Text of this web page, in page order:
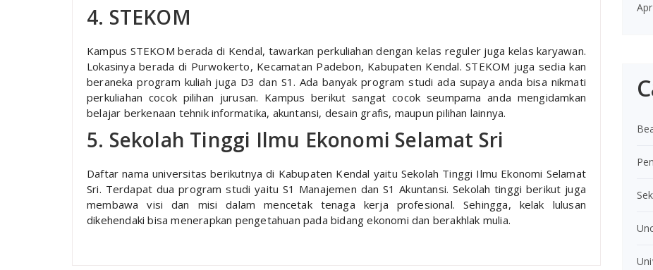
4. STEKOM
Kampus STEKOM berada di Kendal, tawarkan perkuliahan dengan kelas reguler juga kelas karyawan.
Lokasinya berada di Purwokerto, Kecamatan Padebon, Kabupaten Kendal. STEKOM juga sedia kan
beraneka program kuliah juga D3 dan S1. Ada banyak program studi ada supaya anda bisa nikmati
perkuliahan cocok pilihan jurusan. Kampus berikut sangat cocok seumpama anda mengidamkan
belajar berkenaan tehnik informatika, akuntansi, desain grafis, maupun pilihan lainnya.
5. Sekolah Tinggi Ilmu Ekonomi Selamat Sri
Daftar nama universitas berikutnya di Kabupaten Kendal yaitu Sekolah Tinggi Ilmu Ekonomi Selamat
Sri. Terdapat dua program studi yaitu S1 Manajemen dan S1 Akuntansi. Sekolah tinggi berikut juga
membawa visi dan misi dalam mencetak tenaga kerja profesional. Sehingga, kelak lulusan
dikehendaki bisa menerapkan pengetahuan pada bidang ekonomi dan berakhlak mulia.